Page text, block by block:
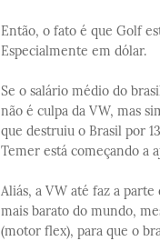
Então, o fato é que Golf
Especialmente em dólar.
Se o salário médio do
não é culpa da VW, mas
que destruiu o Brasil por
Temer está começando a
Aliás, a VW até faz a
mais barato do mundo,
(motor flex), para que o